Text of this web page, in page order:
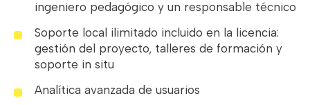
ingeniero pedagógico y un responsable técnico
Soporte local ilimitado incluido en la licencia:
gestión del proyecto, talleres de formación y
soporte in situ
Analítica avanzada de usuarios